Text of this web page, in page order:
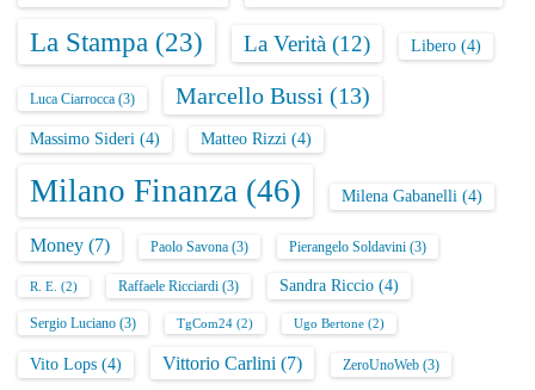
La Stampa (23) La Verità (12) Libero (4)
Luca Ciarrocca (3) Marcello Bussi (13)
Massimo Sideri (4) Matteo Rizzi (4)
Milano Finanza (46) Milena Gabanelli (4)
Money (7) Paolo Savona (3) Pierangelo Soldavini (3)
R. E. (2) Raffaele Ricciardi (3) Sandra Riccio (4)
Sergio Luciano (3) TgCom24 (2) Ugo Bertone (2)
Vito Lops (4) Vittorio Carlini (7) ZeroUnoWeb (3)